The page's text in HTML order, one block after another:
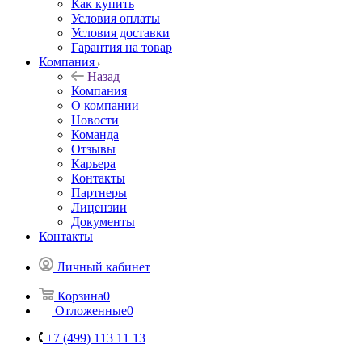
Как купить
Условия оплаты
Условия доставки
Гарантия на товар
Компания
Назад
Компания
О компании
Новости
Команда
Отзывы
Карьера
Контакты
Партнеры
Лицензии
Документы
Контакты
Личный кабинет
Корзина0
Отложенные0
+7 (499) 113 11 13